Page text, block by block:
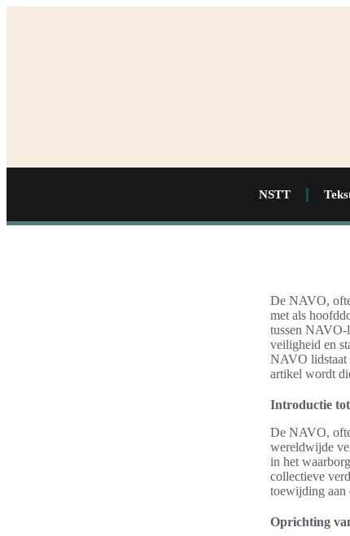
NSTT
De NAVO,
met als
tussen NAVO-
veiligheid en
NAVO lidstaat
artikel wordt
Introductie
De NAVO,
wereldwijde
in het
collectieve
toewijding aan
Oprichting